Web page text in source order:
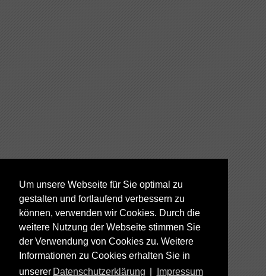
Um unsere Webseite für Sie optimal zu
gestalten und fortlaufend verbessern zu
können, verwenden wir Cookies. Durch die
weitere Nutzung der Webseite stimmen Sie
der Verwendung von Cookies zu. Weitere
Informationen zu Cookies erhalten Sie in
unserer Datenschutzerklärung Impressum